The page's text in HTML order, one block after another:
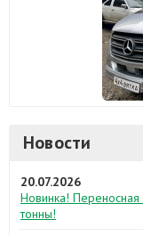
Новости
20.07.2026
Новинка! Переносная
тонны!